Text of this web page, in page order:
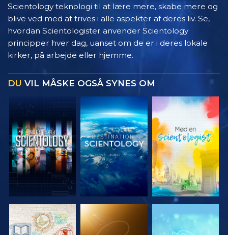
Scientology teknologi til at lære mere, skabe mere og
blive ved med at trives i alle aspekter af deres liv. Se,
hvordan Scientologister anvender Scientology
principper hver dag, uanset om de er i deres lokale
kirker, på arbejde eller hjemme.
DU VIL MÅSKE OGSÅ SYNES OM